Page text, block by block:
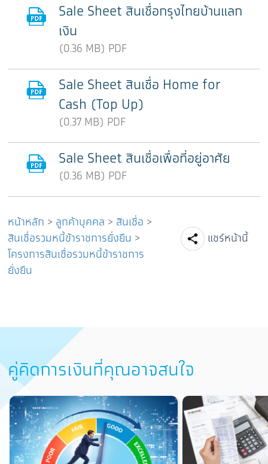
Sale Sheet สินเชื่อกรุงไทยบ้านแลก
เงิน
(0.36 MB) PDF
Sale Sheet สินเชื่อ Home for
Cash (Top Up)
(0.37 MB) PDF
Sale Sheet สินเชื่อเพื่อที่อยู่อาศัย
(0.36 MB) PDF
หน้าหลัก > ลูกค้าบุคคล > สินเชื่อ >
สินเชื่อรวมหนี้ข้าราชการยั่งยืน >
โครงการสินเชื่อรวมหนี้ข้าราชการ
ยั่งยืน
แชร์หน้านี้
Facebook
Line
คู่คิดการเงินที่คุณอาจสนใจ